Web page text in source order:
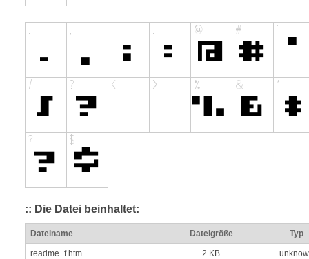
:: Die Datei beinhaltet:
Dateiname Dateigröße Typ
readme_f.htm 2 KB